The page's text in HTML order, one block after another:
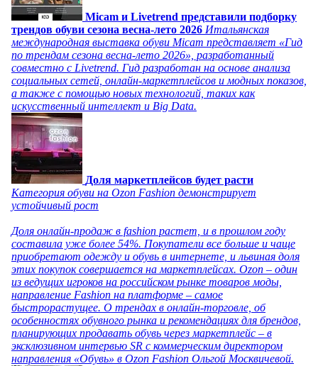
Micam и Livetrend представили подборку
трендов обуви сезона весна-лето 2026 Итальянская
международная выставка обуви Micam представляет «Гид
по трендам сезона весна-лето 2026», разработанный
совместно с Livetrend. Гид разработан на основе анализа
социальных сетей, онлайн-маркетплейсов и модных показов,
а также с помощью новых технологий, таких как
искусственный интеллект и Big Data.
Доля маркетплейсов будет расти
Категория обуви на Ozon Fashion демонстрирует
устойчивый рост
Доля онлайн-продаж в fashion растет, и в прошлом году
составила уже более 54%. Покупатели все больше и чаще
приобретают одежду и обувь в интернете, и львиная доля
этих покупок совершается на маркетплейсах. Ozon – один
из ведущих игроков на российском рынке товаров моды,
направление Fashion на платформе – самое
быстрорастущее. О трендах в онлайн-торговле, об
особенностях обувного рынка и рекомендациях для брендов,
планирующих продавать обувь через маркетплейс – в
эксклюзивном интервью SR с коммерческим директором
направления «Обувь» в Ozon Fashion Ольгой Москвичевой.